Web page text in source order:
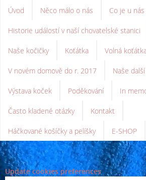
Úvod Něco málo o nás Co je u
Historie událostí v naší chovatelské stanici
Naše kočičky Koťátka Volná
V novém domově do r. 2017 Naše
Výstava koček Poděkování In
Často kladené otázky Kontakt
Háčkované košíčky a pelíšky E-SHOP
Update cookies preferences